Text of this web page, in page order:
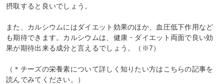
摂取すると良いでしょう。
また、カルシウムにはダイエット効果のほか、血圧低下作用など
も期待できます。カルシウムは、健康・ダイエット両面で良い効
果が期待出来る成分と言えるでしょう。（※7）
（＊チーズの栄養素について詳しく知りたい方はこちらの記事を
読んでみてください。）